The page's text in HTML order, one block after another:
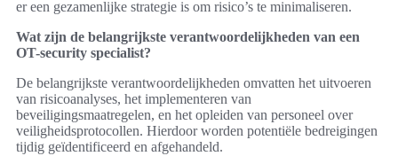
er een gezamenlijke strategie is om risico’s te minimaliseren.
Wat zijn de belangrijkste verantwoordelijkheden van een
OT-security specialist?
De belangrijkste verantwoordelijkheden omvatten het uitvoeren
van risicoanalyses, het implementeren van
beveiligingsmaatregelen, en het opleiden van personeel over
veiligheidsprotocollen. Hierdoor worden potentiële bedreigingen
tijdig geïdentificeerd en afgehandeld.